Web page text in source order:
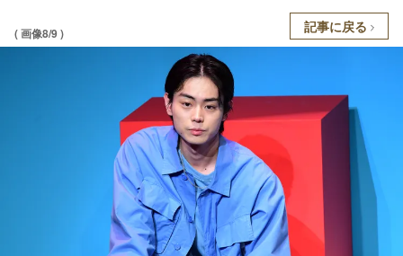
( 画像8/9 ) 記事に戻る